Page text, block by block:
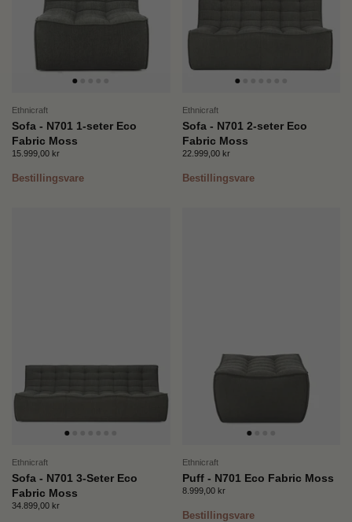
Ethnicraft
Sofa - N701 1-seter Eco
Fabric Moss
Pris:
15.999,00 kr
Bestillingsvare
Ethnicraft
Sofa - N701 2-seter Eco
Fabric Moss
Pris:
22.999,00 kr
Bestillingsvare
Ethnicraft
Sofa - N701 3-Seter Eco
Fabric Moss
Pris:
34.899,00 kr
Ethnicraft
Puff - N701 Eco Fabric Moss
Pris:
8.999,00 kr
Bestillingsvare